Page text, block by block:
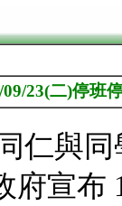
23(二)停班
仁與
府宣布